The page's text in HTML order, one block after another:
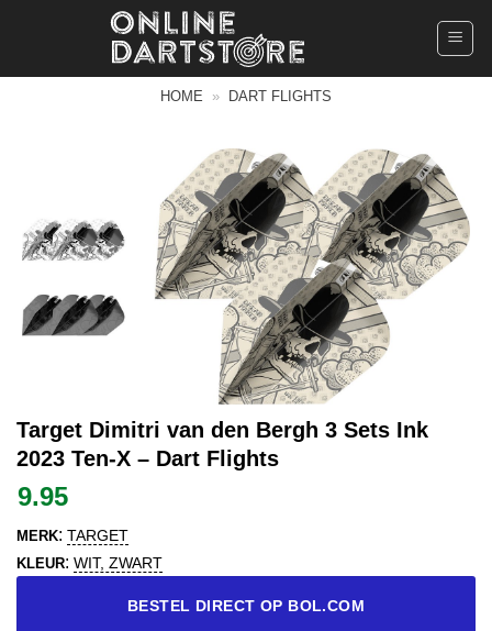
HOME » DART FLIGHTS
Target Dimitri van den Bergh 3 Sets Ink
2023 Ten-X – Dart Flights
9.95
MERK: TARGET
KLEUR: WIT, ZWART
BESTEL DIRECT OP BOL.COM